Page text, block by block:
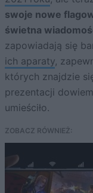
swoje nowe
świetna
zapowiadają się
ich aparaty,
których znajdzie
prezentacji
umieściło.
ZOBACZ RÓWNIEŻ: